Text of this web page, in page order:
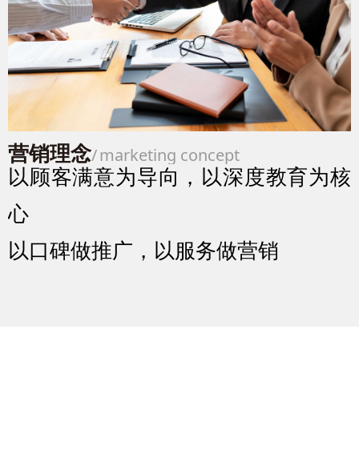
营销理念/marketing concept
以顾客满意为导向，以深度教育为核
心
以口碑做推广，以服务做营销